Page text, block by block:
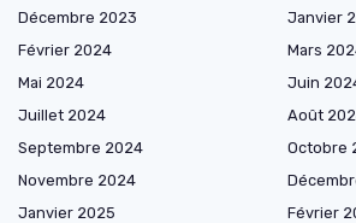
Décembre 2023
Janvier
Février 2024
Mars
Mai 2024
Juin
Juillet 2024
Août
Septembre 2024
Octobre
Novembre 2024
Janvier 2025
Février